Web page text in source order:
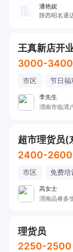
潘艳妮
陕西昭名通
王真新店开
3000-3400
市区 节日福
李先生
渭南市临渭
超市理货员(
2400-2600
市区 免费培
高女士
渭南品睿多
理货员
2250-2500